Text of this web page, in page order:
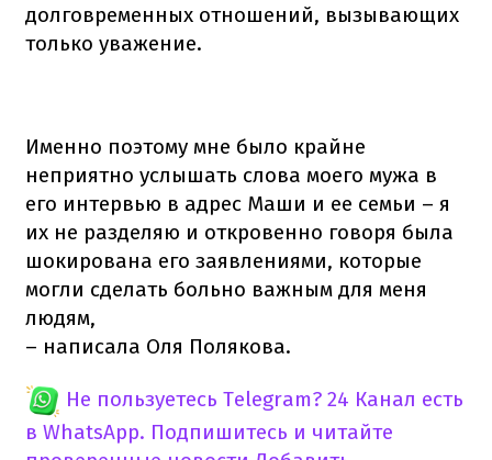
долговременных отношений, вызывающих
только уважение.
Именно поэтому мне было крайне
неприятно услышать слова моего мужа в
его интервью в адрес Маши и ее семьи – я
их не разделяю и откровенно говоря была
шокирована его заявлениями, которые
могли сделать больно важным для меня
людям,
– написала Оля Полякова.
Не пользуетесь Telegram? 24 Канал есть
в WhatsApp. Подпишитесь и читайте